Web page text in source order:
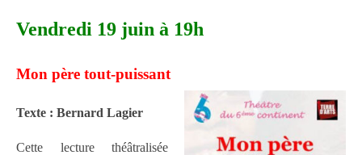
Vendredi 19 juin à 19h
Mon père tout-puissant
Texte : Bernard Lagier
Cette lecture théâtralisée